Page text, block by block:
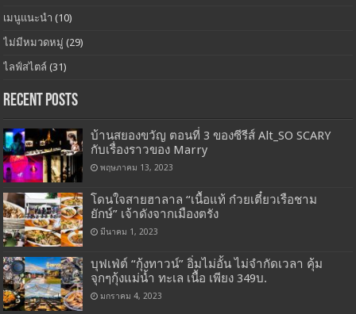
เมนูแนะนำ (10)
ไม่มีหมวดหมู่ (29)
ไลฟ์สไตล์ (31)
Recent Posts
บ้านสยองขวัญ ตอนที่ 3 ของซีรีส์ Alt_SO SCARY
กับเรื่องราวของ Marry
พฤษภาคม 13, 2023
โดนใจสายฮาลาล “เนื้อแท้ ก๋วยเตี๋ยวเรือชาม
ยักษ์” เจ้าดังจากเมืองตรัง
มีนาคม 1, 2023
บุฟเฟ่ต์ “กุ้งทาวน์” อิ่มไม่อั้น ไม่จำกัดเวลา คุ้ม
จุกๆกุ้งแม่น้ำ ทะเล เนื้อ เพียง 349บ.
มกราคม 4, 2023